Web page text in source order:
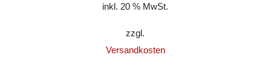
inkl. 20 % MwSt.
zzgl.
Versandkosten